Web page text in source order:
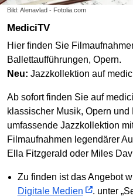
Bild: Alenavlad - Fotolia.com
MediciTV
Hier finden Sie
Ballettaufführungen, Opern.
Neu: Jazzkollektion auf
Ab sofort finden Sie auf
klassischer Musik, Opern
umfassende Jazzkollektion
Filmaufnahmen legendärer
Ella Fitzgerald oder Miles
Zu finden ist das Angebot
Digitale Medien
. unter